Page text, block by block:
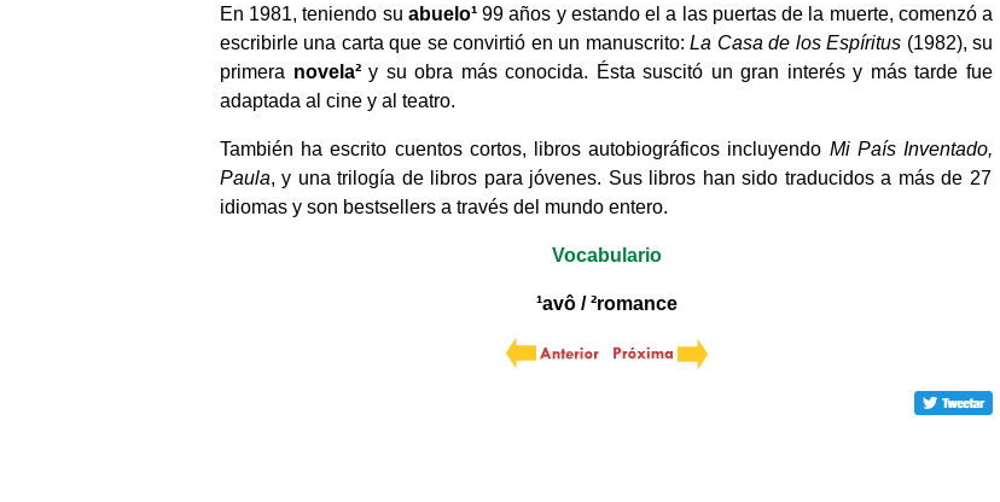
En 1981, teniendo su abuelo¹99 años y estando el a las puertas de la muerte, comenzó a
escribirle una carta que se convirtió en un manuscrito:La Casa de los Espíritus (1982), su
primera novela²y su obra más conocida. Ésta suscitó un gran interés y más tarde fue
adaptada al cine y al teatro.
También ha escrito cuentos cortos, libros autobiográficos incluyendo Mi País Inventado,
Paula, y una trilogía de libros para jóvenes. Sus libros han sido traducidos a más de 27
idiomas y son bestsellers a través del mundo entero.
Vocabulario
¹avô /²romance